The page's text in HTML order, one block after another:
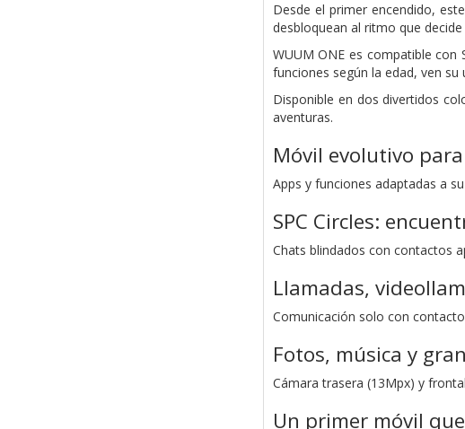
Desde el primer encendido,
desbloquean al ritmo que
WUUM ONE es compatible con
funciones según la edad, ven
Disponible en dos divertidos
aventuras.
Móvil evolutivo
Apps y funciones adaptadas a
SPC Circles:
Chats blindados con contactos
Llamadas,
Comunicación solo con
Fotos, música y
Cámara trasera (13Mpx) y
Un primer móvil